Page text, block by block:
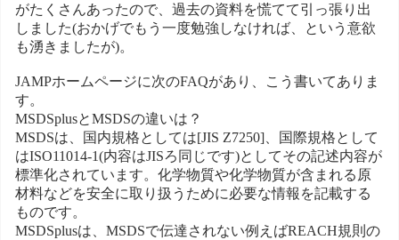
がたくさんあったので、過去の資料を慌てて引っ張り出
しました(おかげでもう一度勉強しなければ、という意欲
も湧きましたが)。
JAMPホームページに次のFAQがあり、こう書いてありま
す。
MSDSplusとMSDSの違いは？
MSDSは、国内規格としては[JIS Z7250]、国際規格として
はISO11014-1(内容はJISろ同じです)としてその記述内容が
標準化されています。化学物質や化学物質が含まれる原
材料などを安全に取り扱うために必要な情報を記載する
ものです。
MSDSplusは、MSDSで伝達されない例えばREACH規則の